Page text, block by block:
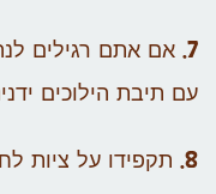
7. אם אתם רגילים
עם תיבת הילוכים
8. תקפידו על ציות לחוקי התנועה בשביל להימנע ככל האפשר מתאונות..